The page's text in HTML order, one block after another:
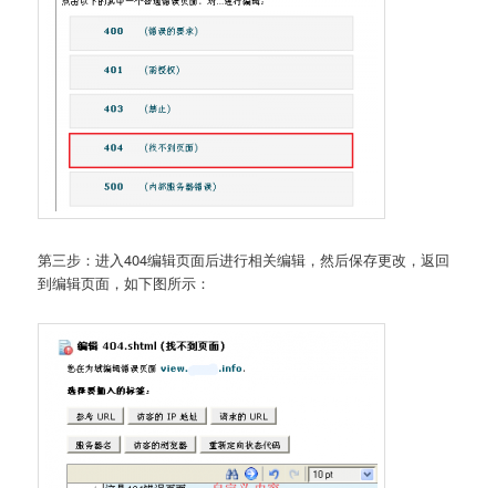
第三步：进入404编辑页面后进行相关编辑，然后保存更改，返回
到编辑页面，如下图所示：